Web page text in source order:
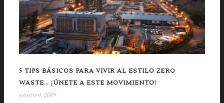
5 TIPS BÁSICOS PARA VIVIR AL ESTILO ZERO
WASTE… ¡ÚNETE A ESTE MOVIMIENTO!
enero 4, 2019